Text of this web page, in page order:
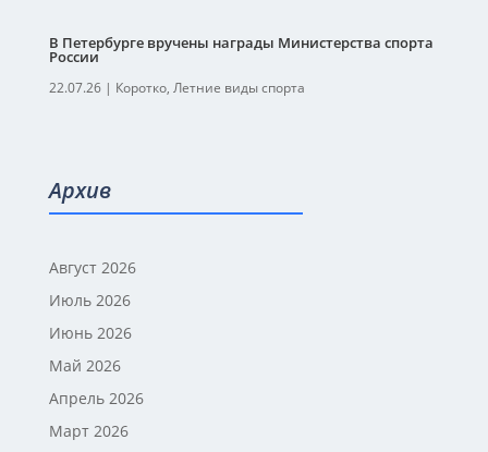
В Петербурге вручены награды Министерства спорта
России
22.07.26| Коротко, Летние виды спорта
Архив
Август 2026
Июль 2026
Июнь 2026
Май 2026
Апрель 2026
Март 2026